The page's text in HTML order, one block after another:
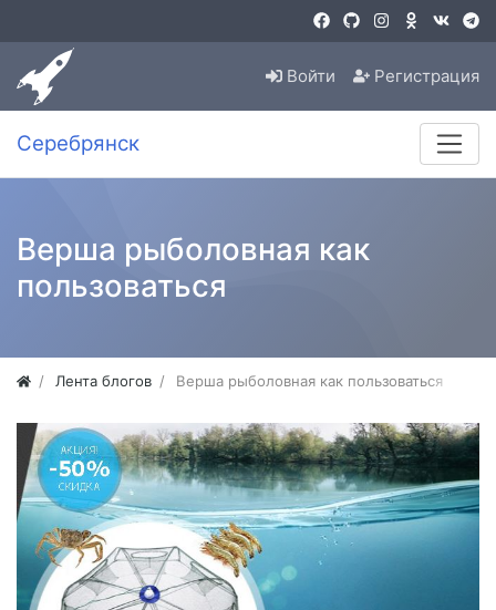
Войти Регистрация
Серебрянск
Верша рыболовная как
пользоваться
Лента блогов Верша рыболовная как пользоваться